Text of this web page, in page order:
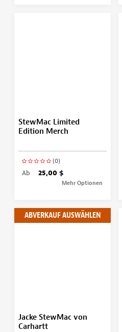
StewMac Limited
Edition Merch
(0)
Ab 25,00 $
Mehr Optionen
ABVERKAUF AUSWÄHLEN
Jacke StewMac von
Carhartt